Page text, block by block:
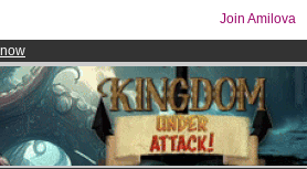
Join Amilova